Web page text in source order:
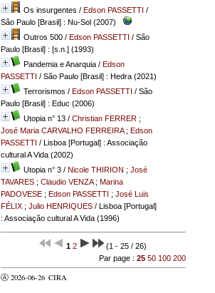
Os insurgentes / Edson PASSETTI /
São Paulo [Brasil] : Nu-Sol (2007)
Outros 500/ Edson PASSETTI / São
Paulo [Brasil] : [s.n.] (1993)
Pandemia e Anarquia/ Edson
PASSETTI / São Paulo [Brasil] : Hedra (2021)
Terrorismos / Edson PASSETTI / São
Paulo [Brasil] : Educ (2006)
Utopia n° 13/ Christian FERRER;
José Maria CARVALHO FERREIRA; Edson
PASSETTI / Lisboa [Portugal] : Associação
cultural A Vida (2002)
Utopia n° 3/ Nicole THIRION ; José
TAVARES; Claudio VENZA; Marina
PADOVESE; Edson PASSETTI ; José Luis
FÉLIX; Julio HENRIQUES/ Lisboa [Portugal]
: Associação cultural A Vida (1996)
1 2
(1 - 25 / 26)
Par page : 25 50 100 200
Ⓐ 2026-06-26 CIRA